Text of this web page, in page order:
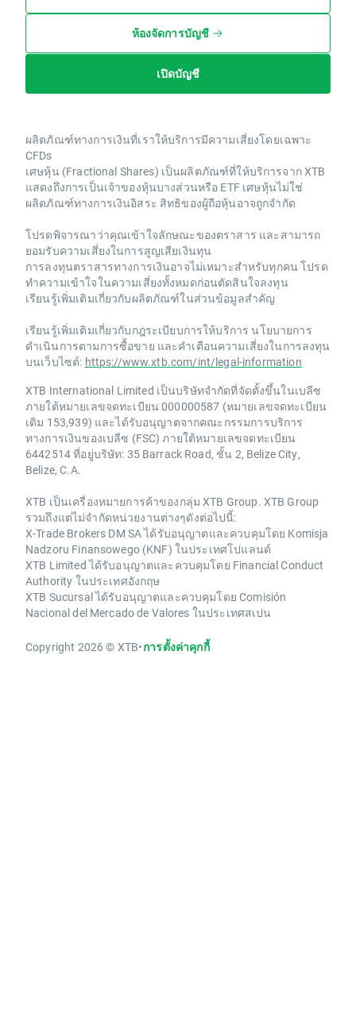
ห้องจัดการบัญชี
เปิดบัญชี
ผลิตภัณฑ์ทางการเงินที่เราให้บริการมีความเสี่ยงโดยเฉพาะ
CFDs
เศษหุ้น (Fractional Shares) เป็นผลิตภัณฑ์ที่ให้บริการจาก XTB
แสดงถึงการเป็นเจ้าของหุ้นบางส่วนหรือ ETF เศษหุ้นไม่ใช่
ผลิตภัณฑ์ทางการเงินอิสระ สิทธิของผู้ถือหุ้นอาจถูกจำกัด
โปรดพิจารณาว่าคุณเข้าใจลักษณะของตราสาร และสามารถ
ยอมรับความเสี่ยงในการสูญเสียเงินทุน
การลงทุนตราสารทางการเงินอาจไม่เหมาะสำหรับทุกคน โปรด
ทำความเข้าใจในความเสี่ยงทั้งหมดก่อนตัดสินใจลงทุน
เรียนรู้เพิ่มเติมเกี่ยวกับผลิตภัณฑ์ในส่วนข้อมูลสำคัญ
เรียนรู้เพิ่มเติมเกี่ยวกับกฎระเบียบการให้บริการ นโยบายการ
ดำเนินการตามการซื้อขาย และคำเตือนความเสี่ยงในการลงทุน
บนเว็บไซต์: https://www.xtb.com/int/legal-information
XTB International Limited เป็นบริษัทจำกัดที่จัดตั้งขึ้นในเบลีซ
ภายใต้หมายเลขจดทะเบียน 000000587 (หมายเลขจดทะเบียน
เดิม 153,939) และได้รับอนุญาตจากคณะกรรมการบริการ
ทางการเงินของเบลีซ (FSC) ภายใต้หมายเลขจดทะเบียน
6442514 ที่อยู่บริษัท: 35 Barrack Road, ชั้น 2, Belize City,
Belize, C.A.
XTB เป็นเครื่องหมายการค้าของกลุ่ม XTB Group. XTB Group
รวมถึงแต่ไม่จำกัดหน่วยงานต่างๆดังต่อไปนี้:
X-Trade Brokers DM SA ได้รับอนุญาตและควบคุมโดย Komisja
Nadzoru Finansowego (KNF) ในประเทศโปแลนด์
XTB Limited ได้รับอนุญาตและควบคุมโดย Financial Conduct
Authority ในประเทศอังกฤษ
XTB Sucursal ได้รับอนุญาตและควบคุมโดย Comisión
Nacional del Mercado de Valores ในประเทศสเปน
Copyright 2026 © XTB•การตั้งค่าคุกกี้